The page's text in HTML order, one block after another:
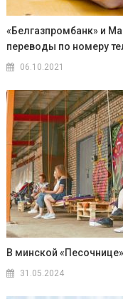
«Белгазпромбанк» и
переводы по номеру
06.10.2021
В минской
31.05.2024